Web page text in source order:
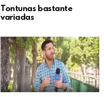
Tontunas bastante
variadas